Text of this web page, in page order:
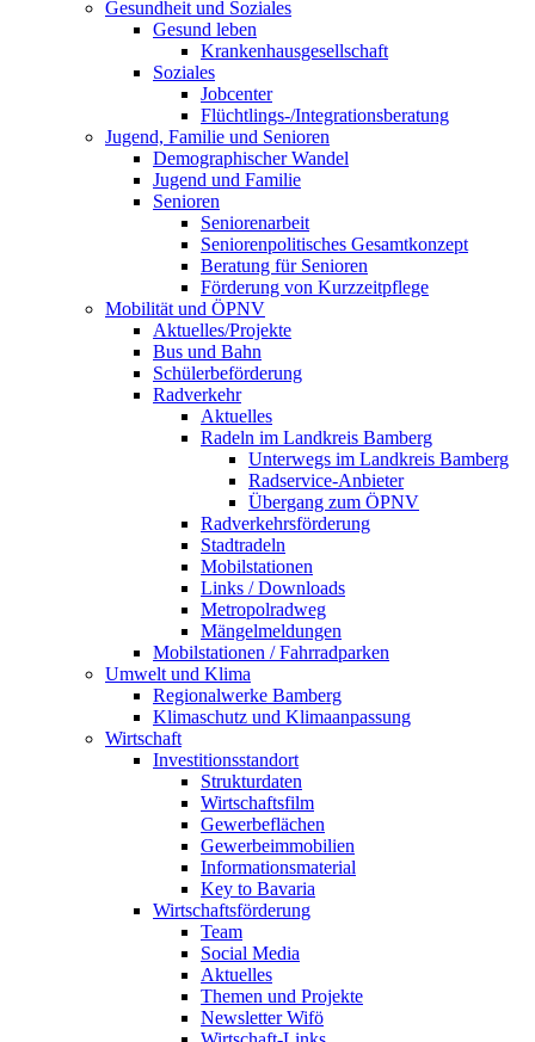
Gesundheit und Soziales
Gesund leben
Krankenhausgesellschaft
Soziales
Jobcenter
Flüchtlings-/Integrationsberatung
Jugend, Familie und Senioren
Demographischer Wandel
Jugend und Familie
Senioren
Seniorenarbeit
Seniorenpolitisches Gesamtkonzept
Beratung für Senioren
Förderung von Kurzzeitpflege
Mobilität und ÖPNV
Aktuelles/Projekte
Bus und Bahn
Schülerbeförderung
Radverkehr
Aktuelles
Radeln im Landkreis Bamberg
Unterwegs im Landkreis Bamberg
Radservice-Anbieter
Übergang zum ÖPNV
Radverkehrsförderung
Stadtradeln
Mobilstationen
Links / Downloads
Metropolradweg
Mängelmeldungen
Mobilstationen / Fahrradparken
Umwelt und Klima
Regionalwerke Bamberg
Klimaschutz und Klimaanpassung
Wirtschaft
Investitionsstandort
Strukturdaten
Wirtschaftsfilm
Gewerbeflächen
Gewerbeimmobilien
Informationsmaterial
Key to Bavaria
Wirtschaftsförderung
Team
Social Media
Aktuelles
Themen und Projekte
Newsletter Wifö